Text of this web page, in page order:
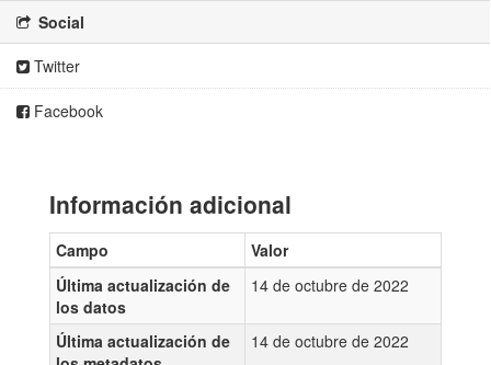
Social
Twitter
Facebook
Información adicional
Campo
Valor
Última actualización de
los datos
14 de octubre de 2022
Última actualización de
14 de octubre de 2022